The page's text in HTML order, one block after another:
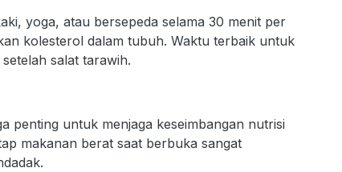
yoga, atau bersepeda selama 30 menit per
kolesterol dalam tubuh. Waktu terbaik untuk
salat tarawih.
penting untuk menjaga keseimbangan nutrisi
makanan berat saat berbuka sangat